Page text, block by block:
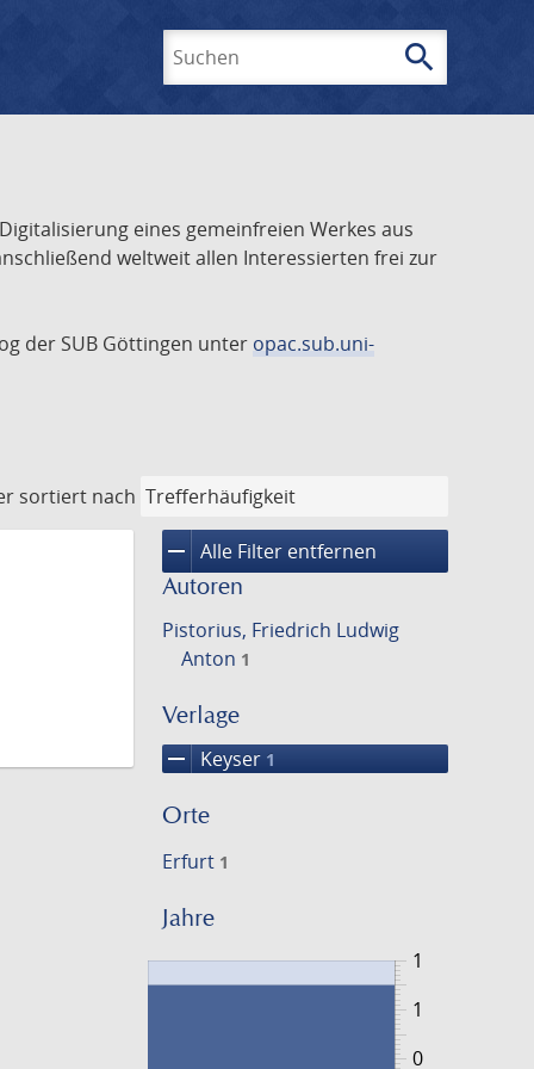
search
eines gemeinfreien Werkes aus
weltweit allen Interessierten frei zur
der SUB Göttingen unter opac.sub.uni-
sortiert nach
remove Alle Filter entfernen
Autoren
Pistorius, Friedrich Ludwig
Anton 1
Verlage
remove Keyser 1
Orte
Erfurt 1
Jahre
1
0
1